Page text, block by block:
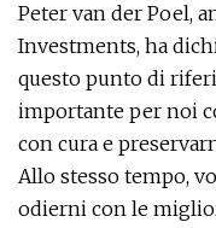
Peter van der Poel,
Investments, ha
questo punto di
importante per noi
con cura e
Allo stesso tempo,
odierni con le